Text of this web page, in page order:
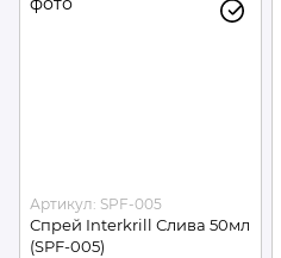
Артикул: SPF-005
Спрей Interkrill Слива 50мл
(SPF-005)